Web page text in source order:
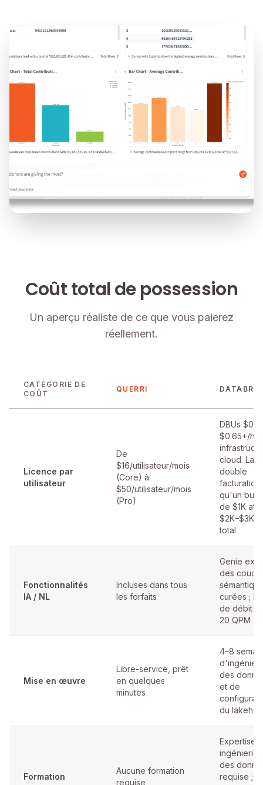
Coût total de possession
Un aperçu réaliste de ce que vous paierez
réellement.
CATÉGORIE DE
COÛT
QUERRI
Licence par
utilisateur
De
$16/utilisateur/mois
(Core) à
$50/utilisateur/mois
(Pro)
DBUs
$0.65+/h +
cloud. La
double
facturation
qu'un
de $1K
$2K–$3K
total
Fonctionnalités
IA / NL
Incluses dans tous
les forfaits
Genie
des
curées ;
de débit
20 QPM
Mise en œuvre
Libre-service, prêt
en quelques
minutes
4–8
des
et de
du
Formation
Aucune formation
requise
Expertise
ingénierie
des
requise ;